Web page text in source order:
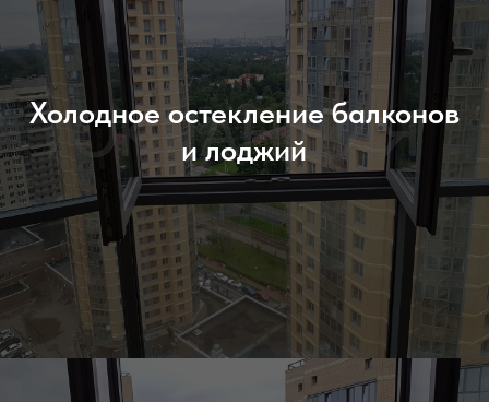
Холодное остекление балконов
и лоджий